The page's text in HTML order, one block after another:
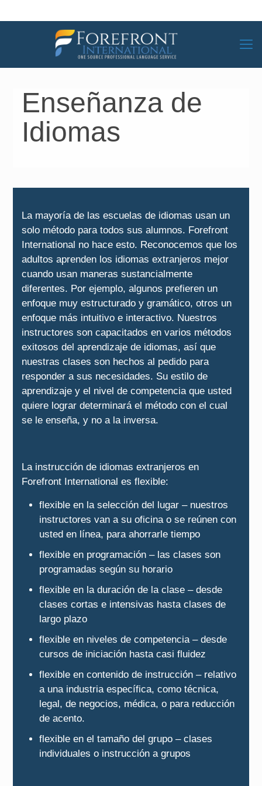
Enseñanza de
Idiomas
La mayoría de las escuelas de idiomas usan un
solo método para todos sus alumnos. Forefront
International no hace esto. Reconocemos que los
adultos aprenden los idiomas extranjeros mejor
cuando usan maneras sustancialmente
diferentes. Por ejemplo, algunos prefieren un
enfoque muy estructurado y gramático, otros un
enfoque más intuitivo e interactivo. Nuestros
instructores son capacitados en varios métodos
exitosos del aprendizaje de idiomas, así que
nuestras clases son hechos al pedido para
responder a sus necesidades. Su estilo de
aprendizaje y el nivel de competencia que usted
quiere lograr determinará el método con el cual
se le enseña, y no a la inversa.
La instrucción de idiomas extranjeros en
Forefront International es flexible:
flexible en la selección del lugar – nuestros
instructores van a su oficina o se reúnen con
usted en línea, para ahorrarle tiempo
flexible en programación – las clases son
programadas según su horario
flexible en la duración de la clase – desde
clases cortas e intensivas hasta clases de
largo plazo
flexible en niveles de competencia – desde
cursos de iniciación hasta casi fluidez
flexible en contenido de instrucción – relativo
a una industria específica, como técnica,
legal, de negocios, médica, o para reducción
de acento.
flexible en el tamaño del grupo – clases
individuales o instrucción a grupos